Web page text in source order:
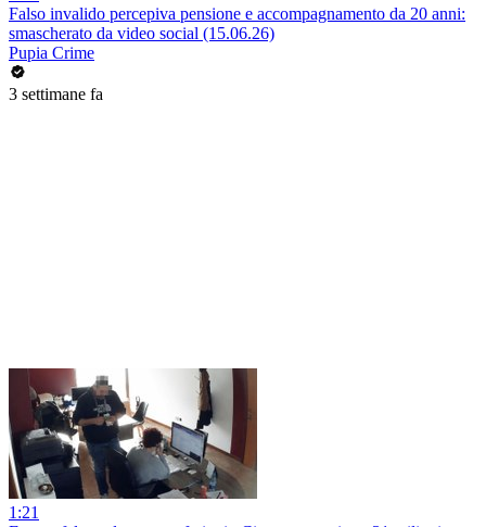
Falso invalido percepiva pensione e accompagnamento da 20 anni:
smascherato da video social (15.06.26)
Pupia Crime
3 settimane fa
1:21